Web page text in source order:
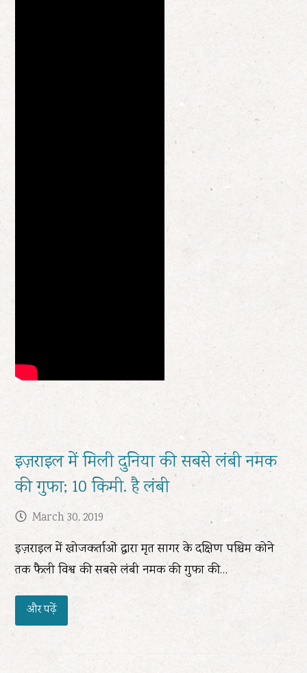
इज़राइल में मिली दुनिया की सबसे लंबी नमक
की गुफा; 10 किमी. है लंबी
March 30, 2019
इज़राइल में खोजकर्ताओं द्वारा मृत सागर के दक्षिण पश्चिम कोने
तक फैली विश्व की सबसे लंबी नमक की गुफा की…
और पढ़ें